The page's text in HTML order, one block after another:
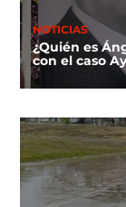
NOTICIAS
¿Quién es
con el caso